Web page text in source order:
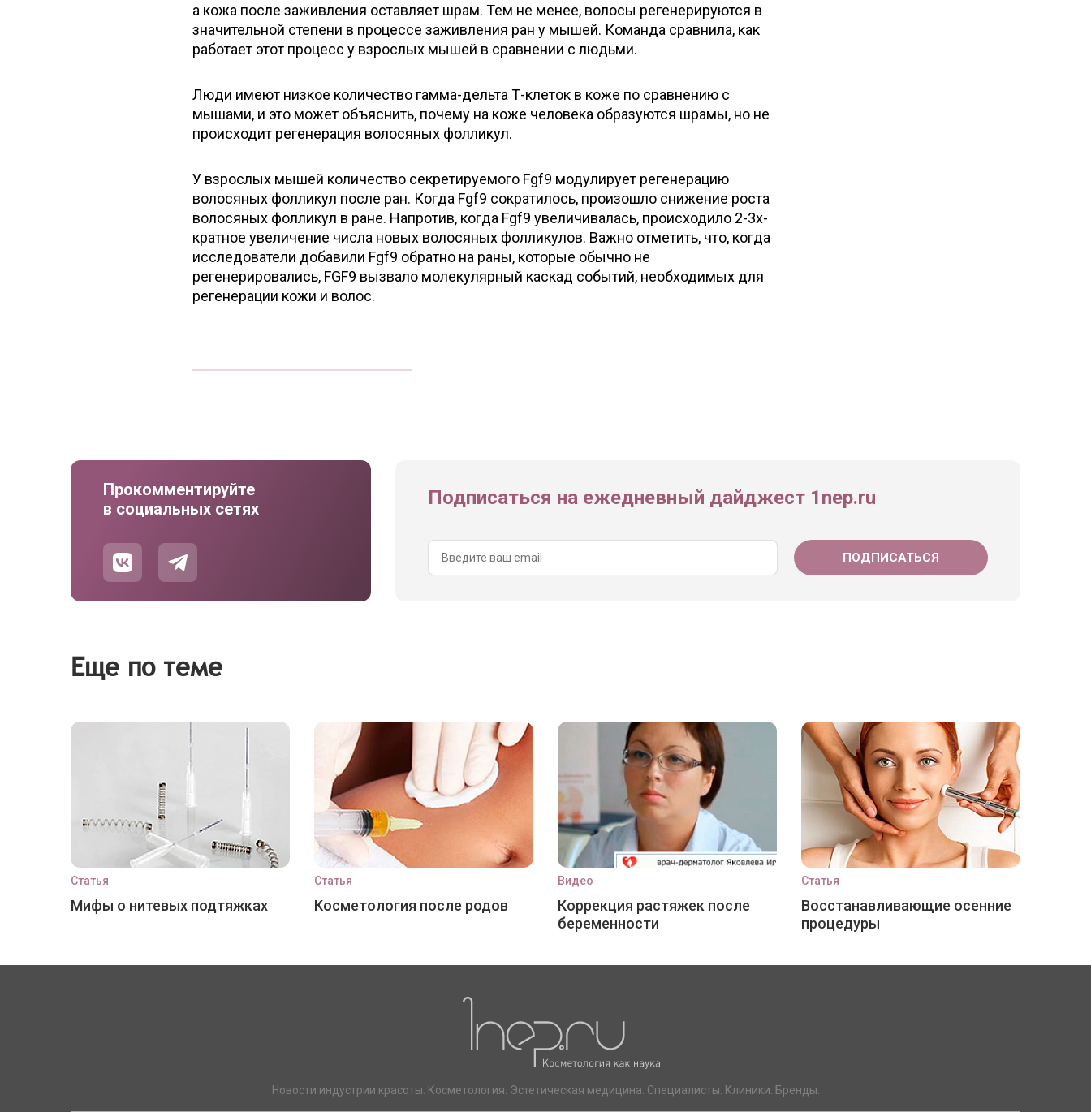
а кожа после заживления оставляет шрам. Тем не менее, волосы регенерируются в
значительной степени в процессе заживления ран у мышей. Команда сравнила, как
работает этот процесс у взрослых мышей в сравнении с людьми.
Люди имеют низкое количество гамма-дельта Т-клеток в коже по сравнению с
мышами, и это может объяснить, почему на коже человека образуются шрамы, но не
происходит регенерация волосяных фолликул.
У взрослых мышей количество секретируемого Fgf9 модулирует регенерацию
волосяных фолликул после ран. Когда Fgf9 сократилось, произошло снижение роста
волосяных фолликул в ране. Напротив, когда Fgf9 увеличивалась, происходило 2-3х-
кратное увеличение числа новых волосяных фолликулов. Важно отметить, что, когда
исследователи добавили Fgf9 обратно на раны, которые обычно не
регенерировались, FGF9 вызвало молекулярный каскад событий, необходимых для
регенерации кожи и волос.
Прокомментируйте
в социальных сетях
Подписаться на ежедневный дайджест 1nep.ru
Еще по теме
Статья
Мифы о нитевых подтяжках
Статья
Косметология после родов
Видео
Коррекция растяжек после
беременности
Статья
Восстанавливающие осенние
процедуры
Новости индустрии красоты. Косметология. Эстетическая медицина. Специалисты. Клиники. Бренды.